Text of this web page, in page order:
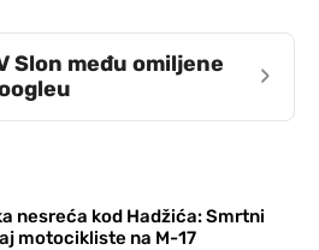
Slon među omiljene
›
nesreća kod Hadžića: Smrtni
motocikliste na M-17